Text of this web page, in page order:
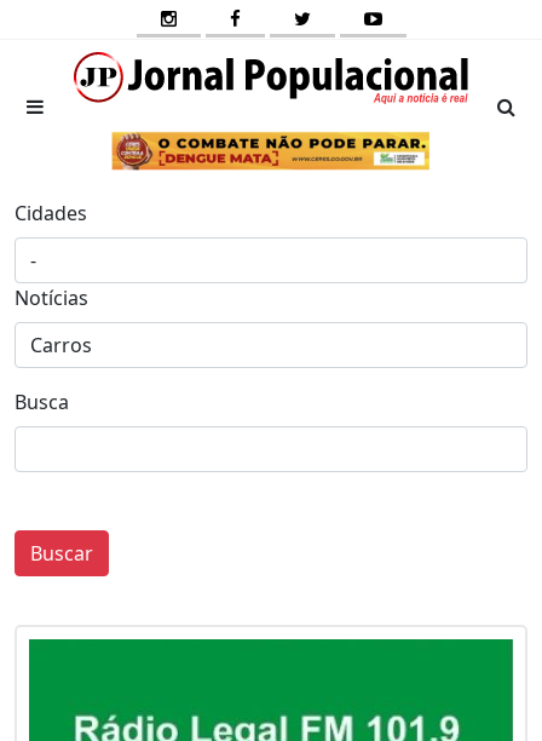
Cidades
Notícias
Busca
Buscar